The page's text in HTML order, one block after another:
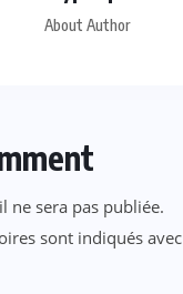
About Author
ne sera pas publiée.
sont indiqués avec